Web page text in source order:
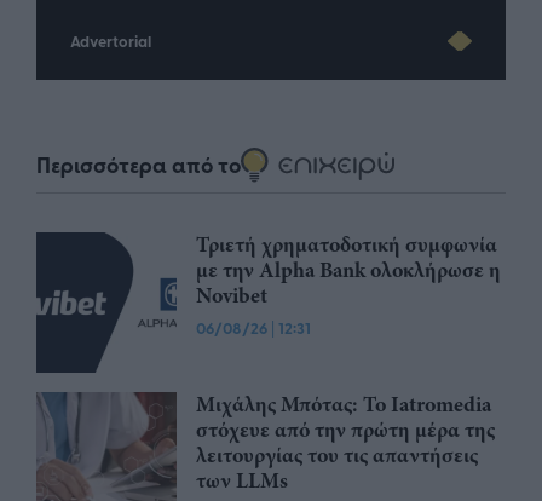
Advertorial
Περισσότερα από το
Τριετή χρηματοδοτική συμφωνία
με την Alpha Bank ολοκλήρωσε η
Novibet
06/08/26 | 12:31
Μιχάλης Μπότας: Το Iatromedia
στόχευε από την πρώτη μέρα της
λειτουργίας του τις απαντήσεις
των LLMs